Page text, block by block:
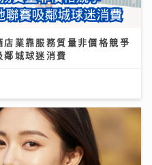
業靠服務質量非價格競爭
城球迷消費